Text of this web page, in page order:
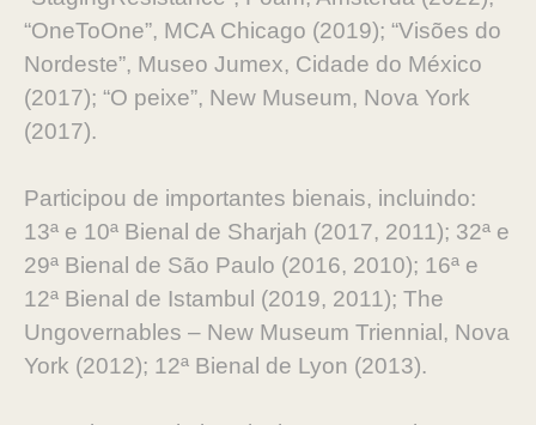
“OneToOne”, MCA Chicago (2019); “Visões do
Nordeste”, Museo Jumex, Cidade do México
(2017); “O peixe”, New Museum, Nova York
(2017).
Participou de importantes bienais, incluindo:
13ª e 10ª Bienal de Sharjah (2017, 2011); 32ª e
29ª Bienal de São Paulo (2016, 2010); 16ª e
12ª Bienal de Istambul (2019, 2011); The
Ungovernables – New Museum Triennial, Nova
York (2012); 12ª Bienal de Lyon (2013).